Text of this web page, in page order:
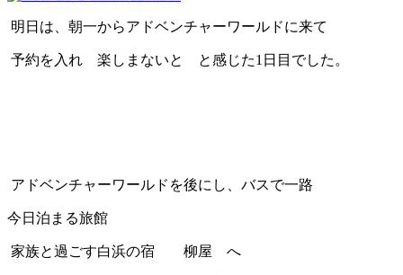
明日は、朝一からアドベンチャーワールドに来て
予約を入れ 楽しまないと と感じた1日目でした。
アドベンチャーワールドを後にし、バスで一路
今日泊まる旅館
家族と過ごす白浜の宿 柳屋 へ